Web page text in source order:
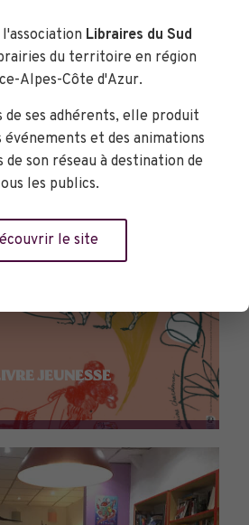
JEUNESSE
Libraires du Sud
du territoire en région
Alpes-Côte d'Azur.
de ses adhérents, elle produit
et des animations
de son réseau à destination de
les publics.
le site